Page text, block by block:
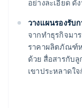
อย่างละเอียด
วางแผนรองรับ
จากทําธุรกิจมา
ราคาผลิตภัณฑ์ห
ด้วย สื่อสารกับ
เขาประหลาดใ